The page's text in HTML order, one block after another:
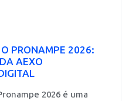
PRONAMPE 2026:
AEXO
2026 é uma